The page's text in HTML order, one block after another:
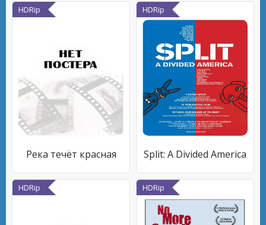
HDRip
Река течёт красная
HDRip
Split: A Divided America
HDRip HDRip